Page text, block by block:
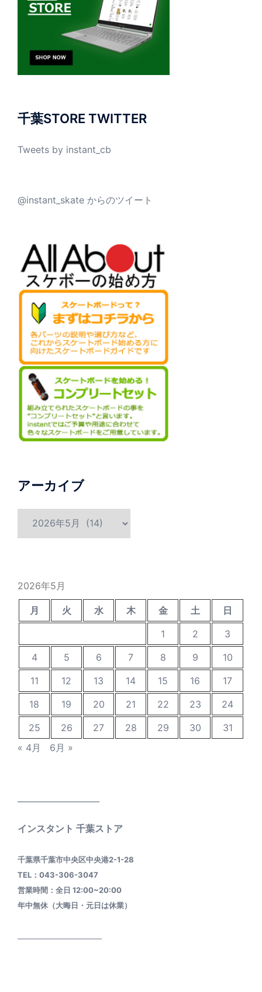
千葉STORE TWITTER
Tweets by instant_cb
@instant_skate からのツイート
アーカイブ
2026年5月
月 火 水 木 金 土
日
1
2
3
4
5 6 7 8 9
10
11
12 13 14 15 16
17
18
19 20 21 22 23
24
25
26 27 28 29 30
31
« 4月
6月 »
インスタント 千葉ストア
千葉県千葉市中央区中央港2-1-28
TEL：043-306-3047
営業時間：全日 12:00~20:00
年中無休（大晦日・元日は休業）